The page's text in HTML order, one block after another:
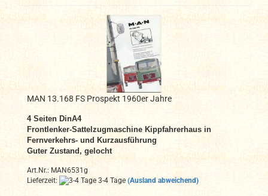
MAN 13.168 FS Prospekt 1960er Jahre
4 Seiten DinA4
Frontlenker-Sattelzugmaschine Kippfahrerhaus in
Fernverkehrs- und Kurzausführung
Guter Zustand, gelocht
Art.Nr.: MAN6531g
Lieferzeit:
3-4 Tage (Ausland abweichend)